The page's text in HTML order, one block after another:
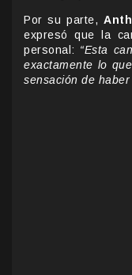
Por su parte,
expresó que la
personal: “Esta
exactamente lo
sensación de